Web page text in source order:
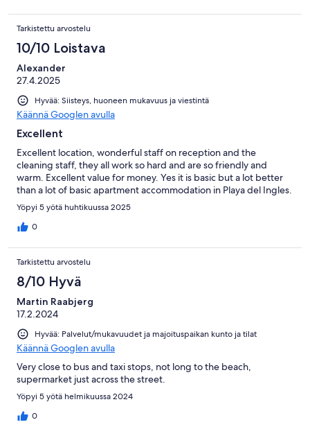
Tarkistettu arvostelu
10/10 Loistava
Alexander
27.4.2025
Hyvää: Siisteys, huoneen mukavuus ja viestintä
Käännä Googlen avulla
Excellent
Excellent location, wonderful staff on reception and the
cleaning staff, they all work so hard and are so friendly and
warm. Excellent value for money. Yes it is basic but a lot better
than a lot of basic apartment accommodation in Playa del Ingles.
Yöpyi 5 yötä huhtikuussa 2025
0
Tarkistettu arvostelu
8/10 Hyvä
Martin Raabjerg
17.2.2024
Hyvää: Palvelut/mukavuudet ja majoituspaikan kunto ja tilat
Käännä Googlen avulla
Very close to bus and taxi stops, not long to the beach,
supermarket just across the street.
Yöpyi 5 yötä helmikuussa 2024
0